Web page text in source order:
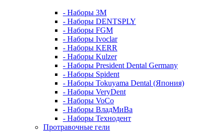
- Наборы 3М
- Наборы DENTSPLY
- Наборы FGM
- Наборы Ivoclar
- Наборы KERR
- Наборы Kulzer
- Наборы President Dental Germany
- Наборы Spident
- Наборы Tokuyama Dental (Япония)
- Наборы VeryDent
- Наборы VoCo
- Наборы ВладМиВа
- Наборы Технодент
Протравочные гели